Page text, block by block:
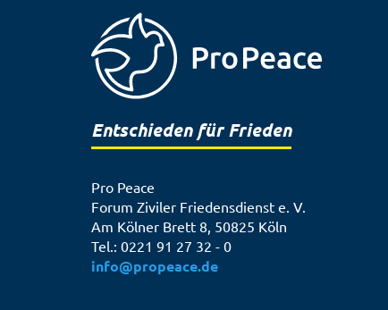
Entschieden für Frieden
Pro Peace
Forum Ziviler Friedensdienst e. V.
Am Kölner Brett 8, 50825 Köln
Tel.: 0221 91 27 32 - 0
info@propeace.de